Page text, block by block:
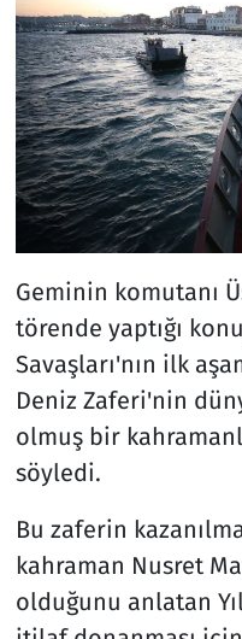
Geminin komutanı
törende yaptığı
Savaşları'nın ilk
Deniz Zaferi'nin
olmuş bir
söyledi.
Bu zaferin
kahraman Nusret
olduğunu anlatan